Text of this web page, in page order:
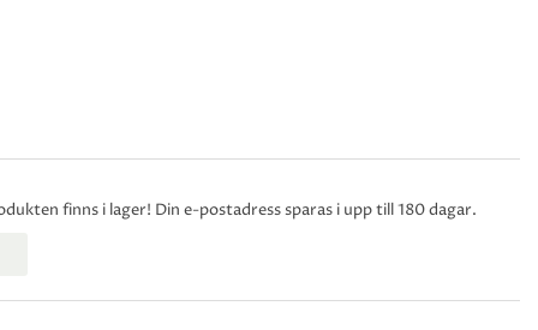
finns i lager! Din e-postadress sparas i upp till 180 dagar.